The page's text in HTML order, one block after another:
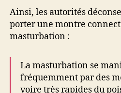
Ainsi, les autorités
porter une montre
masturbation :
La masturbation se
fréquemment par des
voire très rapides du